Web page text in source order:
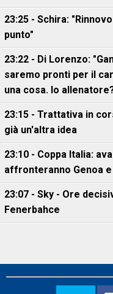
23:25 - Schira:
punto"
23:22 - Di Lorenzo:
saremo pronti per il
una cosa. Io
23:15 - Trattativa in
già un'altra idea
23:10 - Coppa Italia:
affronteranno Genoa
23:07 - Sky - Ore
Fenerbahce